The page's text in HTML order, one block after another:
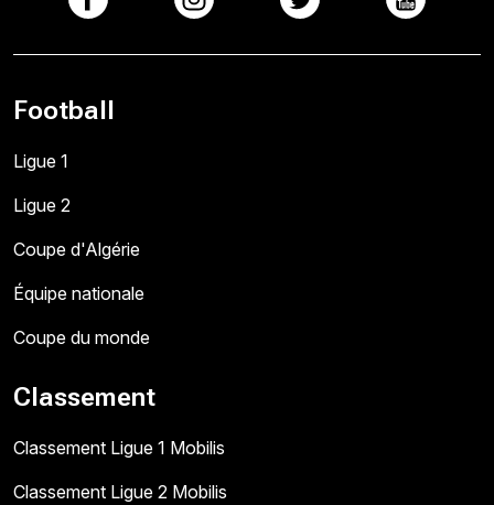
Football
Ligue 1
Ligue 2
Coupe d'Algérie
Équipe nationale
Coupe du monde
Classement
Classement Ligue 1 Mobilis
Classement Ligue 2 Mobilis